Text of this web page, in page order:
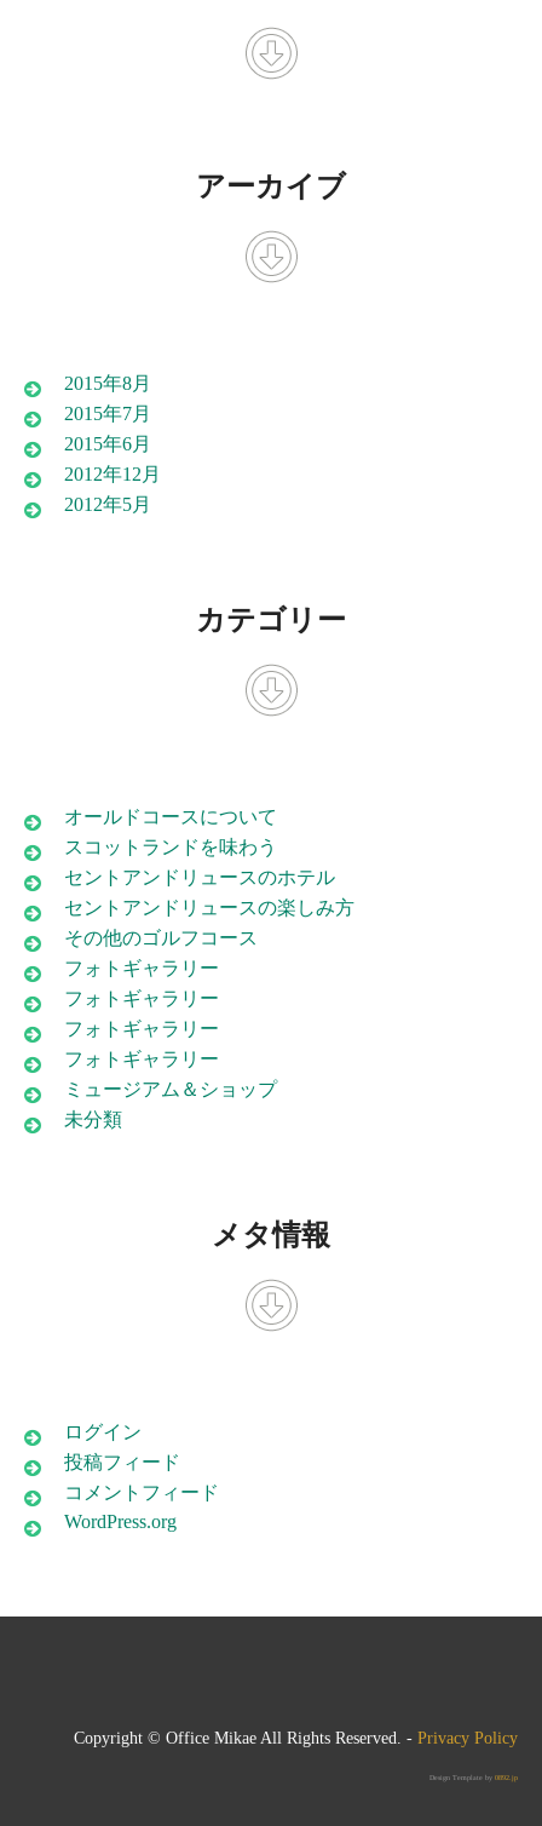
アーカイブ
2015年8月
2015年7月
2015年6月
2012年12月
2012年5月
カテゴリー
オールドコースについて
スコットランドを味わう
セントアンドリュースのホテル
セントアンドリュースの楽しみ方
その他のゴルフコース
フォトギャラリー
フォトギャラリー
フォトギャラリー
フォトギャラリー
ミュージアム＆ショップ
未分類
メタ情報
ログイン
投稿フィード
コメントフィード
WordPress.org
Copyright © Office Mikae All Rights Reserved. - Privacy Policy
Design Template by 0892.jp